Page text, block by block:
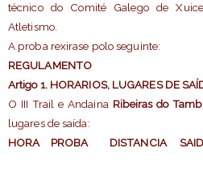
técnico do Comité Galego de
Atletismo.
A proba rexirase polo seguinte:
REGULAMENTO
Artigo 1. HORARIOS, LUGARES DE
O III Trail e Andaina Ribeiras do
lugares de saída:
HORA
PROBA DISTANCIA